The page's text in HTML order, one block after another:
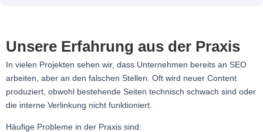
Unsere Erfahrung aus der Praxis
In vielen Projekten sehen wir, dass Unternehmen bereits an SEO
arbeiten, aber an den falschen Stellen. Oft wird neuer Content
produziert, obwohl bestehende Seiten technisch schwach sind oder
die interne Verlinkung nicht funktioniert.
Häufige Probleme in der Praxis sind: